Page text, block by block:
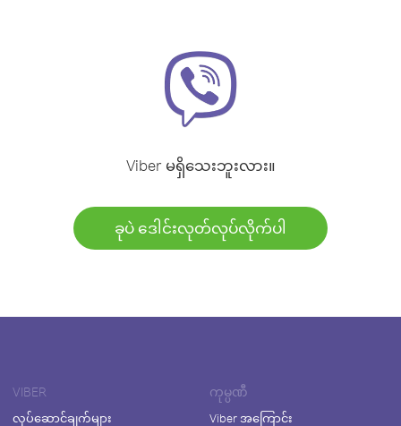
Viber မရှိသေးဘူးလား။
ခုပဲ ဒေါင်းလုတ်လုပ်လိုက်ပါ
VIBER
လုပ်ဆောင်ချက်များ
ကုမ္ပဏီ
Viber အကြောင်း